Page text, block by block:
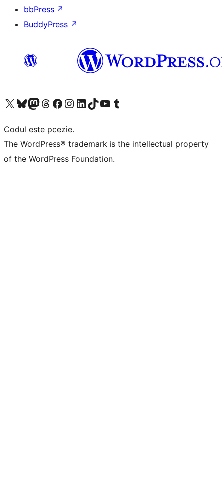
bbPress ↗
BuddyPress ↗
Mergi la contul nostru X (fost Twitter)
Vizitează contul nostru Bluesky
Vizitează contul nostru Mastodon
Vizitează contul nostru Threads
Vizitează pagina noastră Facebook
Vizitează-ne pe Instagram
Vizitează-ne pe LinkedIn
Vizitează contul nostru TikTok
Vizitează canalul nostru YouTube
Vizitează contul nostru Tumblr
Codul este poezie.
The WordPress® trademark is the intellectual property
of the WordPress Foundation.